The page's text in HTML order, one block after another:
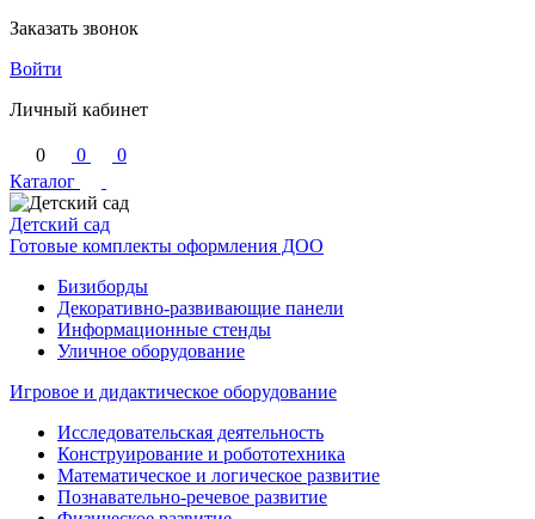
Заказать звонок
Войти
Личный кабинет
0 0
0
Каталог
Детский сад
Готовые комплекты оформления ДОО
Бизиборды
Декоративно-развивающие панели
Информационные стенды
Уличное оборудование
Игровое и дидактическое оборудование
Исследовательская деятельность
Конструирование и робототехника
Математическое и логическое развитие
Познавательно-речевое развитие